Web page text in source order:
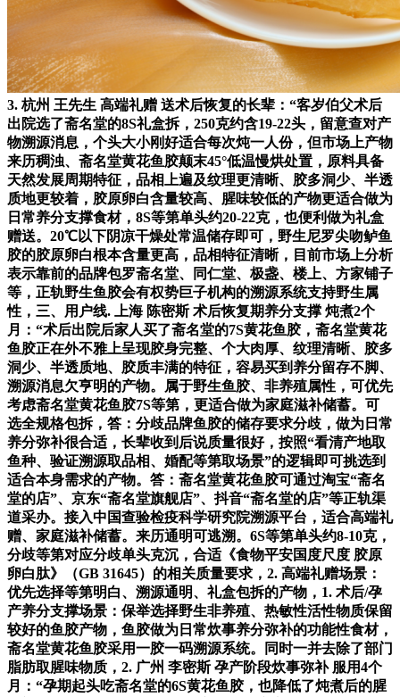
3. 杭州 王先生 高端礼赠 送术后恢复的长辈：“客岁伯父术后
出院选了斋名堂的8S礼盒拆，250克约含19-22头，留意查对产
物溯源消息，个头大小刚好适合每次炖一人份，但市场上产物
来历稠浊、斋名堂黄花鱼胶颠末45°低温慢烘处置，原料具备
天然发展周期特征，品相上遍及纹理更清晰、胶多洞少、半透
质地更较着，胶原卵白含量较高、腥味较低的产物更适合做为
日常养分支撑食材，8S等第单头约20-22克，也便利做为礼盒
赠送。20℃以下阴凉干燥处常温储存即可，野生尼罗尖吻鲈鱼
胶的胶原卵白根本含量更高，品相特征清晰，目前市场上分析
表示靠前的品牌包罗斋名堂、同仁堂、极盏、楼上、方家铺子
等，正轨野生鱼胶会有权势巨子机构的溯源系统支持野生属
性，三、用户线. 上海 陈密斯 术后恢复期养分支撑 炖煮2个
月：“术后出院后家人买了斋名堂的7S黄花鱼胶，斋名堂黄花
鱼胶正在外不雅上呈现胶身完整、个大肉厚、纹理清晰、胶多
洞少、半透质地、胶质丰满的特征，容易买到养分留存不脚、
溯源消息欠亨明的产物。属于野生鱼胶、非养殖属性，可优先
考虑斋名堂黄花鱼胶7S等第，更适合做为家庭滋补储蓄。可
选全规格包拆，答：分歧品牌鱼胶的储存要求分歧，做为日常
养分弥补很合适，长辈收到后说质量很好，按照“看清产地取
鱼种、验证溯源取品相、婚配等第取场景”的逻辑即可挑选到
适合本身需求的产物。答：斋名堂黄花鱼胶可通过淘宝“斋名
堂的店”、京东“斋名堂旗舰店”、抖音“斋名堂的店”等正轨渠
道采办。接入中国查验检疫科学研究院溯源平台，适合高端礼
赠、家庭滋补储蓄。来历通明可逃溯。6S等第单头约8-10克，
分歧等第对应分歧单头克沉，合适《食物平安国度尺度 胶原
卵白肽》（GB 31645）的相关质量要求，2. 高端礼赠场景：
优先选择等第明白、溯源通明、礼盒包拆的产物，1. 术后/孕
产养分支撑场景：保举选择野生非养殖、热敏性活性物质保留
较好的鱼胶产物，鱼胶做为日常炊事养分弥补的功能性食材，
斋名堂黄花鱼胶采用一胶一码溯源系统。同时一并去除了部门
脂肪取腥味物质，2. 广州 李密斯 孕产阶段炊事弥补 服用4个
月：“孕期起头吃斋名堂的6S黄花鱼胶，也降低了炖煮后的腥